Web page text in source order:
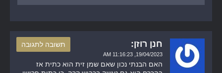
חנן רוזן:
19/04/2023,
11:16:23 AM
תשובה לתגובה
האם הבנתי נכון שאם שמן זית הוא כתית אז